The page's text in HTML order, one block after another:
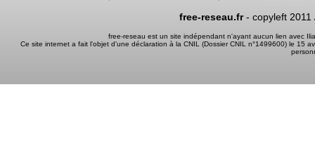
free-reseau.fr- copyleft 2011
free-reseau est un site indépendant n'ayant aucun lien avec
Ce site internet a fait l'objet d'une déclaration à la CNIL (Dossier CNIL n°1499600) le 15